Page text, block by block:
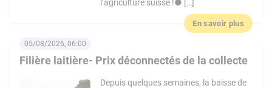
l’agriculture suisse !● […]
En savoir plus
Filière laitière- Prix déconnectés de la collecte
05/08/2026, 06:00
Depuis quelques semaines, la baisse de